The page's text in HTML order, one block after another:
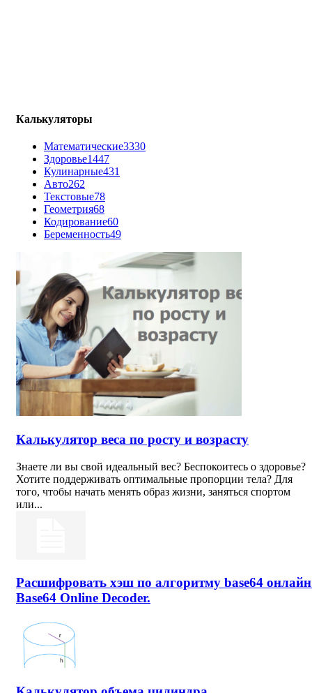
Калькуляторы
Математические3330
Здоровье1447
Кулинарные431
Авто262
Текстовые78
Геометрия68
Кодирование60
Беременность49
Калькулятор веса по росту и возрасту
Знаете ли вы свой идеальный вес? Беспокоитесь о здоровье?
Хотите поддерживать оптимальные пропорции тела? Для
того, чтобы начать менять образ жизни, заняться спортом
или...
Расшифровать хэш по алгоритму base64
Base64 Online Decoder.